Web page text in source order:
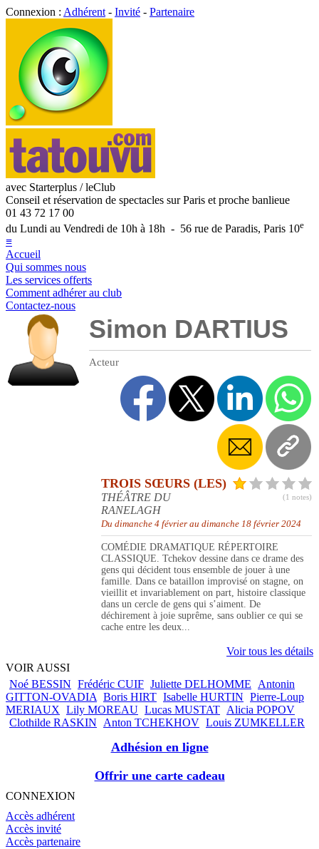
Connexion : Adhérent - Invité - Partenaire
avec Starterplus / leClub
Conseil et réservation de spectacles sur Paris et proche banlieue
01 43 72 17 00
du Lundi au Vendredi de 10h à 18h - 56 rue de Paradis, Paris 10e
≡
Accueil
Qui sommes nous
Les services offerts
Comment adhérer au club
Contactez-nous
Simon DARTIUS
Acteur
(1 notes)
TROIS SŒURS (LES)
THÉÂTRE DU
RANELAGH
Du dimanche 4 février au dimanche 18 février 2024
COMÉDIE DRAMATIQUE RÉPERTOIRE
CLASSIQUE. Tchekov dessine dans ce drame des
gens qui décident tous ensemble de jouer à une
famille. Dans ce bataillon improvisé on stagne, on
vieillit et invariablement on part, histoire classique
dans un cercle de gens qui s’aiment. De
déchirement à joie suprême, sans oublier ce qui se
cache entre les deux...
Voir tous les détails
VOIR AUSSI
Noé BESSIN Frédéric CUIF Juliette DELHOMME
Antonin
GITTON-OVADIA Boris HIRT Isabelle HURTIN Pierre-Loup
MERIAUX Lily MOREAU Lucas MUSTAT Alicia POPOV
Clothilde RASKIN
Anton TCHEKHOV Louis ZUMKELLER
Adhésion en ligne
Offrir une carte cadeau
CONNEXION
Accès adhérent
Accès invité
Accès partenaire